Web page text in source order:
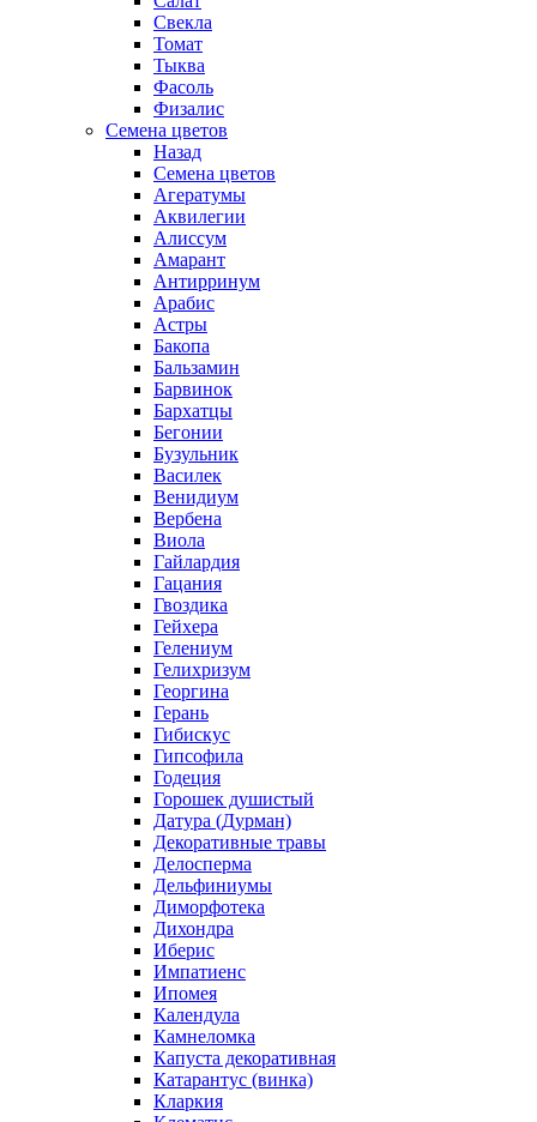
Свекла
Томат
Тыква
Фасоль
Физалис
Семена цветов
Назад
Семена цветов
Агератумы
Аквилегии
Алиссум
Амарант
Антирринум
Арабис
Астры
Бакопа
Бальзамин
Барвинок
Бархатцы
Бегонии
Бузульник
Василек
Венидиум
Вербена
Виола
Гайлардия
Гацания
Гвоздика
Гейхера
Гелениум
Гелихризум
Георгина
Герань
Гибискус
Гипсофила
Годеция
Горошек душистый
Датура (Дурман)
Декоративные травы
Делосперма
Дельфиниумы
Диморфотека
Дихондра
Иберис
Импатиенс
Ипомея
Календула
Камнеломка
Капуста декоративная
Катарантус (винка)
Кларкия